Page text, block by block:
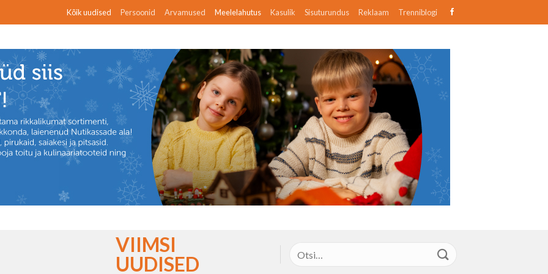
Kõik uudised Persoonid Arvamused Meelelahutus Kasulik Sisuturundus Reklaam Trenniblogi
VIIMSI
UUDISED